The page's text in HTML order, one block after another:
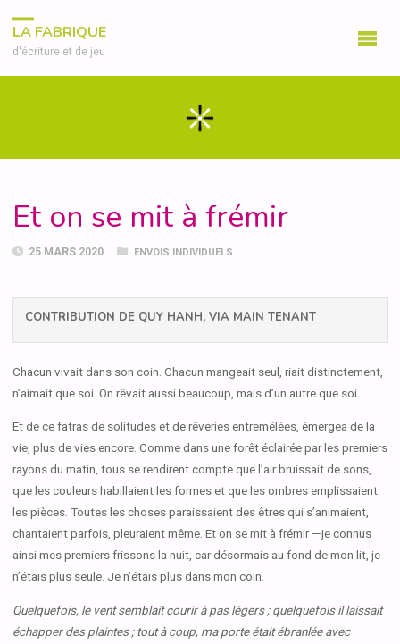
LA FABRIQUE
d'écriture et de jeu
Et on se mit à frémir
25 MARS 2020 ENVOIS INDIVIDUELS
CONTRIBUTION DE QUY HANH, VIA MAIN TENANT
Chacun vivait dans son coin. Chacun mangeait seul, riait distinctement,
n’aimait que soi. On rêvait aussi beaucoup, mais d’un autre que soi.
Et de ce fatras de solitudes et de rêveries entremêlées, émergea de la
vie, plus de vies encore. Comme dans une forêt éclairée par les premiers
rayons du matin, tous se rendirent compte que l’air bruissait de sons,
que les couleurs habillaient les formes et que les ombres emplissaient
les pièces. Toutes les choses paraissaient des êtres qui s’animaient,
chantaient parfois, pleuraient même. Et on se mit à frémir —je connus
ainsi mes premiers frissons la nuit, car désormais au fond de mon lit, je
n’étais plus seule. Je n’étais plus dans mon coin.
Quelquefois, le vent semblait courir à pas légers ; quelquefois il laissait
échapper des plaintes ; tout à coup, ma porte était ébranlée avec